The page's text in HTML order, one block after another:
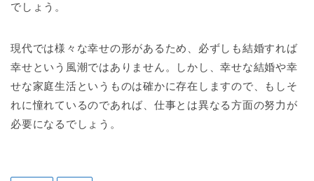
でしょう。
現代では様々な幸せの形があるため、必ずしも結婚すれば
幸せという風潮ではありません。しかし、幸せな結婚や幸
せな家庭生活というものは確かに存在しますので、もしそ
れに憧れているのであれば、仕事とは異なる方面の努力が
必要になるでしょう。